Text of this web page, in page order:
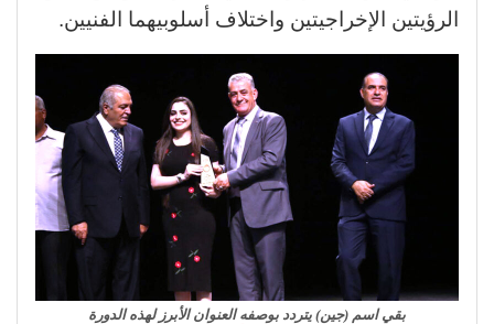
الرؤيتين الإخراجيتين واختلاف أسلوبيهما الفنيين.
بقي اسم (جين) يتردد بوصفه العنوان الأبرز لهذه الدورة